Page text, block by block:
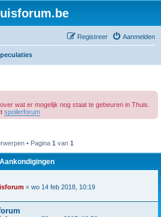
Aanmelden
Registreer
wat er mogelijk nog staat te gebeuren in Thuis.
spoilerforum
• Pagina 1 van 1
Aankondigingen
« wo 14 feb 2018, 10:19